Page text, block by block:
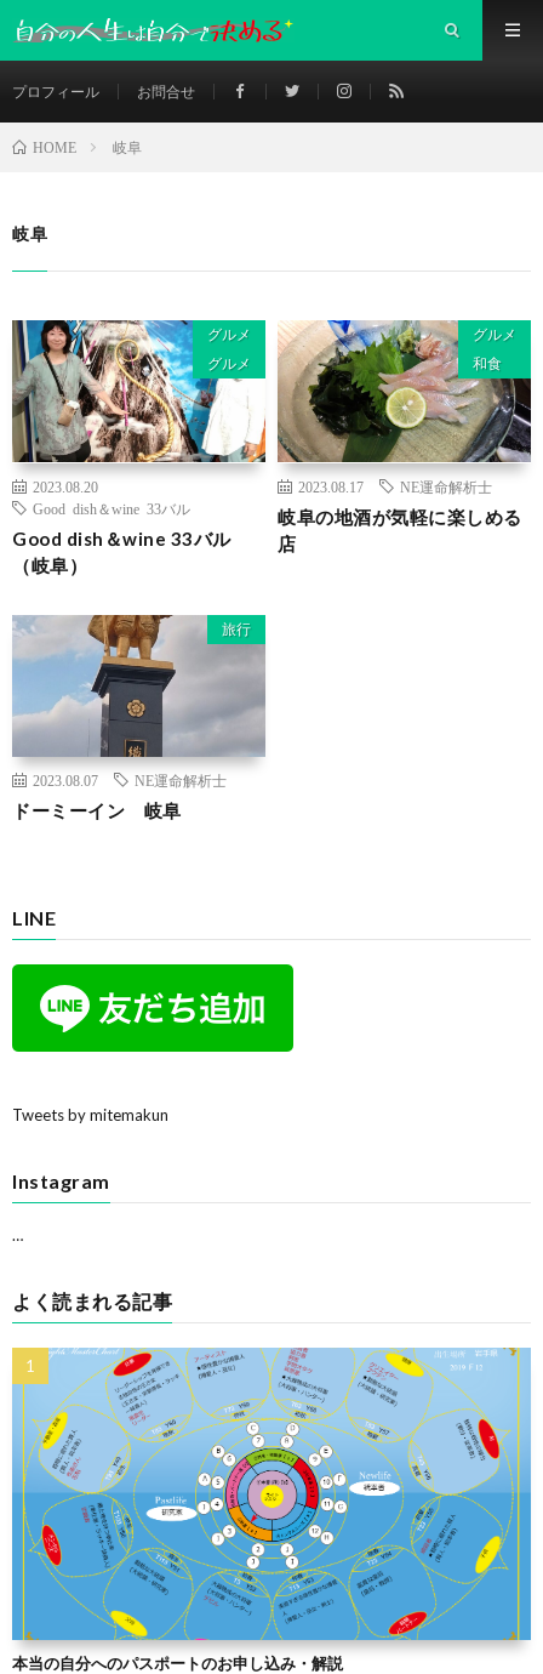
プロフィール お問合せ
HOME 岐阜
岐阜
グルメ
グルメ
2023.08.20
Good dish＆wine 33バル
Good dish＆wine 33バル
（岐阜）
グルメ
和食
2023.08.17 NE運命解析士
岐阜の地酒が気軽に楽しめる
店
旅行
2023.08.07 NE運命解析士
ドーミーイン 岐阜
LINE
Tweets by mitemakun
Instagram
…
よく読まれる記事
本当の自分へのパスポートのお申し込み・解説